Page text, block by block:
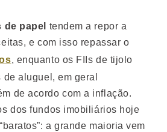
de papel tendem a repor a
e com isso repassar o
, enquanto os FIIs de tijolo
aluguel, em geral
de acordo com a inflação.
dos fundos imobiliários hoje
a grande maioria vem